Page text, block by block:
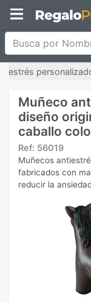
Busca por
Muñeco
diseño
caballo
Ref: 56019
Muñecos
fabricados con
reducir la